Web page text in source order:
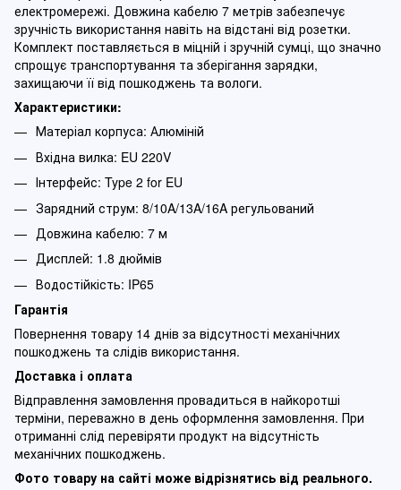
електромережі. Довжина кабелю 7 метрів забезпечує
зручність використання навіть на відстані від розетки.
Комплект поставляється в міцній і зручній сумці, що значно
спрощує транспортування та зберігання зарядки,
захищаючи її від пошкоджень та вологи.
Характеристики:
Матеріал корпуса: Алюміній
Вхідна вилка: EU 220V
Інтерфейс: Type 2 for EU
Зарядний струм: 8/10A/13A/16A регульований
Довжина кабелю: 7 м
Дисплей: 1.8 дюймів
Водостійкість: IP65
Гарантія
Повернення товару 14 днів за відсутності механічних
пошкоджень та слідів використання.
Доставка і оплата
Відправлення замовлення провадиться в найкоротші
терміни, переважно в день оформлення замовлення. При
отриманні слід перевіряти продукт на відсутність
механічних пошкоджень.
Фото товару на сайті може відрізнятись від реального.